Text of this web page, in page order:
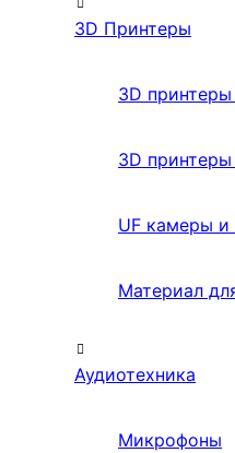
3D Принтеры
3D принтеры
3D
UF камеры и
Материал
Аудиотехника
Микрофоны